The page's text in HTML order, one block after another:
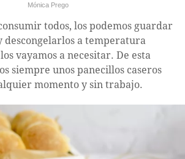
Mónica Prego
todos, los podemos guardar
descongelarlos a temperatura
vayamos a necesitar. De esta
siempre unos panecillos caseros
momento y sin trabajo.